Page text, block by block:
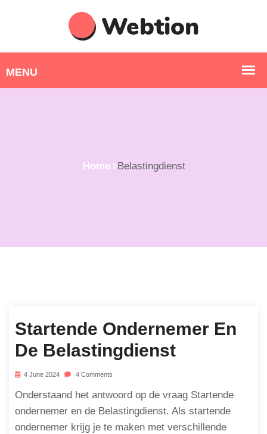
Home Belastingdienst
Startende Ondernemer En
De Belastingdienst
4 June 2024 4 Comments
Onderstaand het antwoord op de vraag Startende
ondernemer en de Belastingdienst. Als startende
ondernemer krijg je te maken met verschillende